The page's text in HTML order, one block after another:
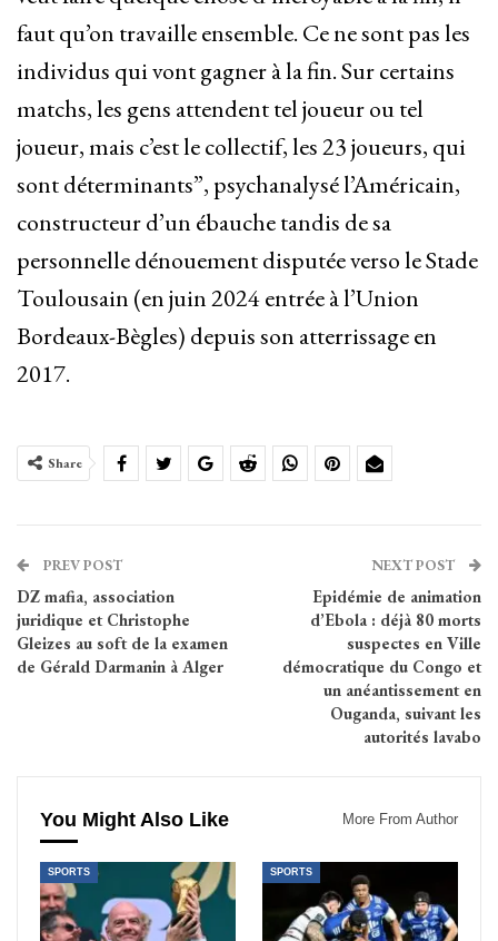
faut qu’on travaille ensemble. Ce ne sont pas les
individus qui vont gagner à la fin. Sur certains
matchs, les gens attendent tel joueur ou tel
joueur, mais c’est le collectif, les 23 joueurs, qui
sont déterminants”, psychanalysé l’Américain,
constructeur d’un ébauche tandis de sa
personnelle dénouement disputée verso le Stade
Toulousain (en juin 2024 entrée à l’Union
Bordeaux-Bègles) depuis son atterrissage en
2017.
Share
PREV POST
DZ mafia, association
juridique et Christophe
Gleizes au soft de la examen
de Gérald Darmanin à Alger
NEXT POST
Epidémie de animation
d’Ebola : déjà 80 morts
suspectes en Ville
démocratique du Congo et
un anéantissement en
Ouganda, suivant les
autorités lavabo
You Might Also Like More From Author
SPORTS SPORTS